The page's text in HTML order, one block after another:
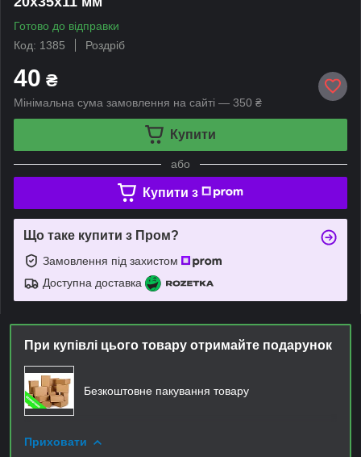
Готово до відправки
Код: 1385
Роздріб
40 ₴
Мінімальна сума замовлення на сайті — 350 ₴
Купити
або
Купити з
Що таке купити з Пром?
Замовлення під захистом
Доступна доставка
При купівлі цього товару отримайте подарунок
Безкоштовне пакування товару
Приховати